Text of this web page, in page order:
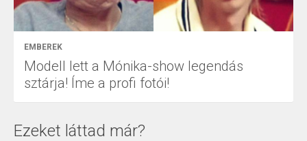
EMBEREK
Modell lett a Mónika-show legendás
sztárja! Íme a profi fotói!
Ezeket láttad már?